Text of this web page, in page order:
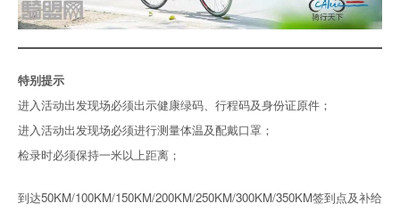
特别提示
进入活动出发现场必须出示健康绿码、行程码及身份证原件；
进入活动出发现场必须进行测量体温及配戴口罩；
检录时必须保持一米以上距离；
到达50KM/100KM/150KM/200KM/250KM/300KM/350KM签到点及补给